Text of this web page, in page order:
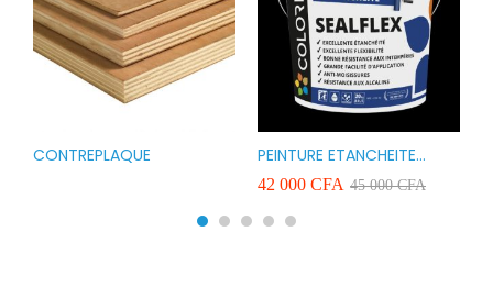
CONTREPLAQUE
PEINTURE ETANCHEITE
COLORIS SEAFLEX 20KG
COULEUR ROUGE BLANC
VERT ET GRIS
42 000 CFA 45 000CFA